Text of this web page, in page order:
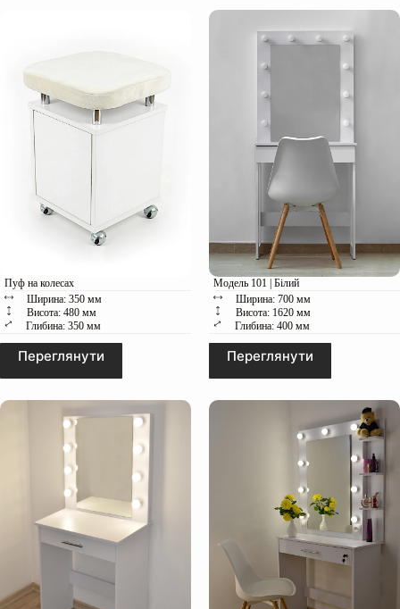
Пуф на колесах
Ширина: 350 мм
Висота: 480 мм
Глибина: 350 мм
Переглянути
Модель 101 | Білий
Ширина: 700 мм
Висота: 1620 мм
Глибина: 400 мм
Переглянути